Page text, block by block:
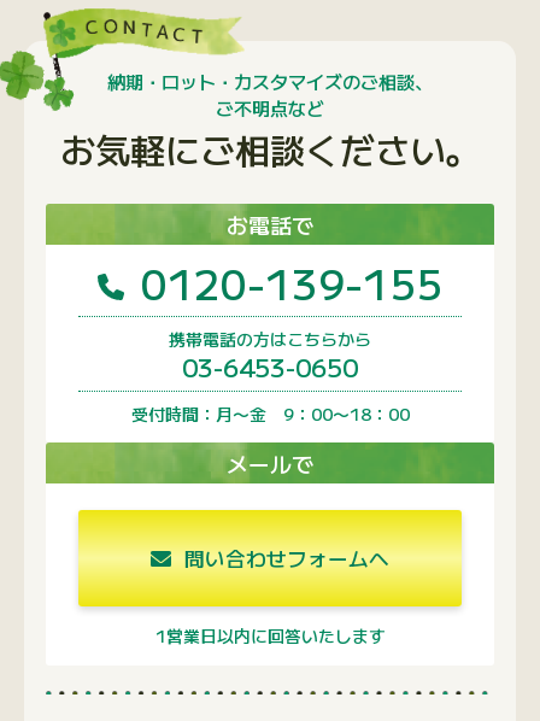
納期・ロット・カスタマイズのご相談、
ご不明点など
お気軽にご相談ください。
お電話で
0120-139-155
携帯電話の方はこちらから
03-6453-0650
受付時間：月〜金 9：00〜18：00
メールで
問い合わせフォームへ
1営業日以内に回答いたします